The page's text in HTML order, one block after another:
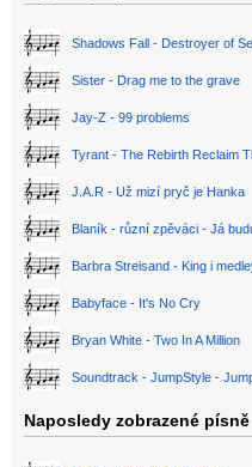
Shadows Fall - Destroyer of
Sister - Drag me to the grave
Jay-Z - 99 problems
Tyrant - The Rebirth Reclaim
J.A.R - Už mizí pryč je Hanka
Blaník - různí zpěváci - Já
Barbra Streisand - King i
Babyface - It's No Cry
Bryan White - Two In A Million
Soundtrack - JumpStyle -
Naposledy zobrazené písně